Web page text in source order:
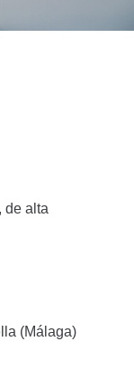
de alta
(Málaga)